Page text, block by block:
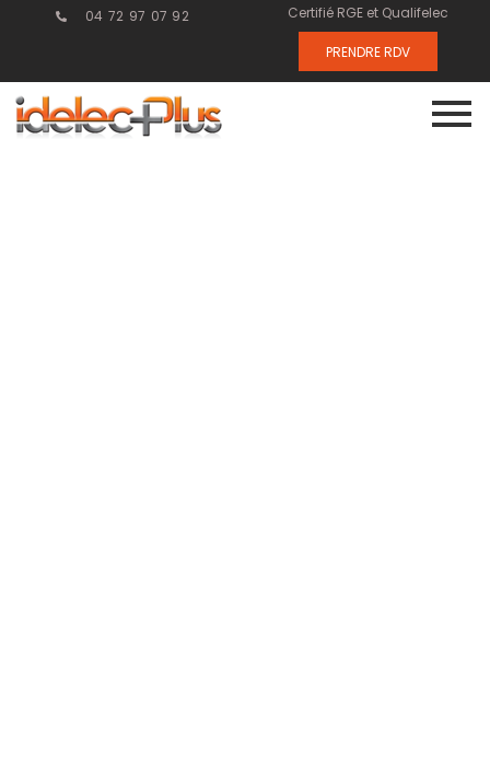
04 72 97 07 92 Certifié RGE et Qualifelec
PRENDRE RDV